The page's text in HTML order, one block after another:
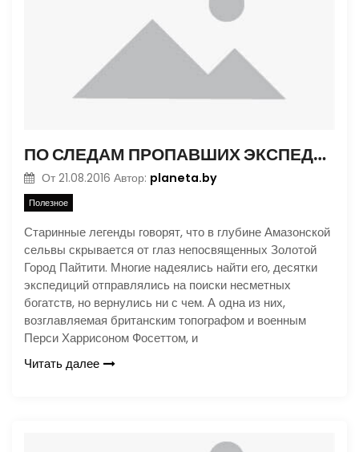
ПО СЛЕДАМ ПРОПАВШИХ ЭКСПЕДИЦИЙ. В ПОИСКАХ ЗОЛОТОГО ГОРОДА
От 21.08.2016 Автор: planeta.by
Полезное
Старинные легенды говорят, что в глубине Амазонской
сельвы скрывается от глаз непосвященных Золотой
Город Пайтити. Многие надеялись найти его, десятки
экспедиций отправлялись на поиски несметных
богатств, но вернулись ни с чем. А одна из них,
возглавляемая британским топографом и военным
Перси Харрисоном Фосеттом, и
Читать далее